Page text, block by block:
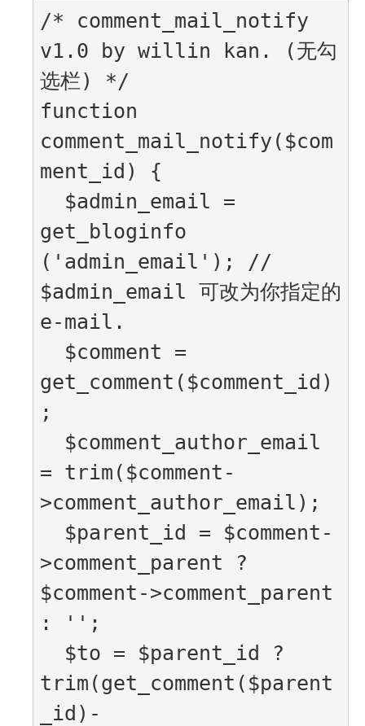
/* comment_mail_notify
v1.0 by willin kan. (无勾
选栏) */
function
comment_mail_notify($com
ment_id) {
get_bloginfo
('admin_email'); //
$admin_email 可改为你指定的
e-mail.
get_comment($comment_id)
;
= trim($comment-
>comment_author_email);
>comment_parent ?
$comment->comment_parent
: '';
trim(get_comment($parent
_id)-